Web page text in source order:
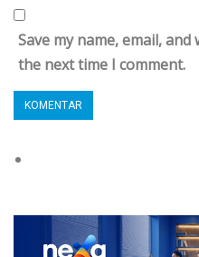
Save my name, email,
the next time I comment.